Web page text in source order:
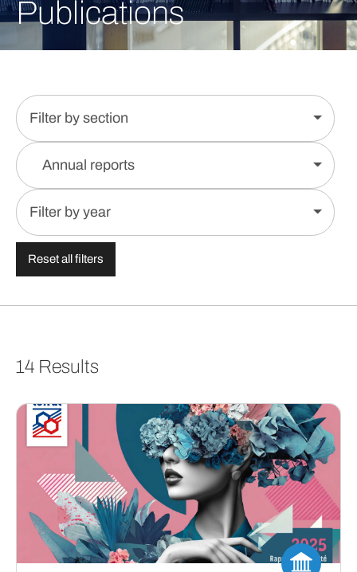
Publications
Filter by section
Annual reports
Filter by year
Reset all filters
14 Results